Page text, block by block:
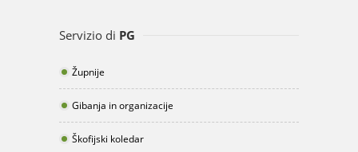
Servizio di PG
Župnije
Gibanja in organizacije
Škofijski koledar